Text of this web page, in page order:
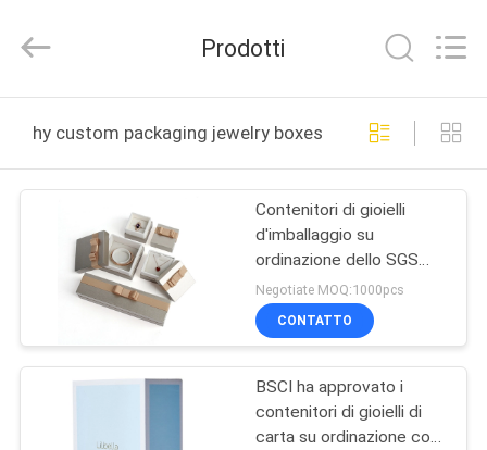
PRODOTTI
Packaging
Co.,Ltd.
Reserved.
Prodotti
hy custom packaging jewelry boxes produzione online
Contenitori di gioielli
d'imballaggio su
ordinazione dello SGS
per il braccialetto del
braccialetto
dell'orecchino
Negotiate MOQ:1000pcs
CONTATTO
BSCI ha approvato i
contenitori di gioielli di
carta su ordinazione con